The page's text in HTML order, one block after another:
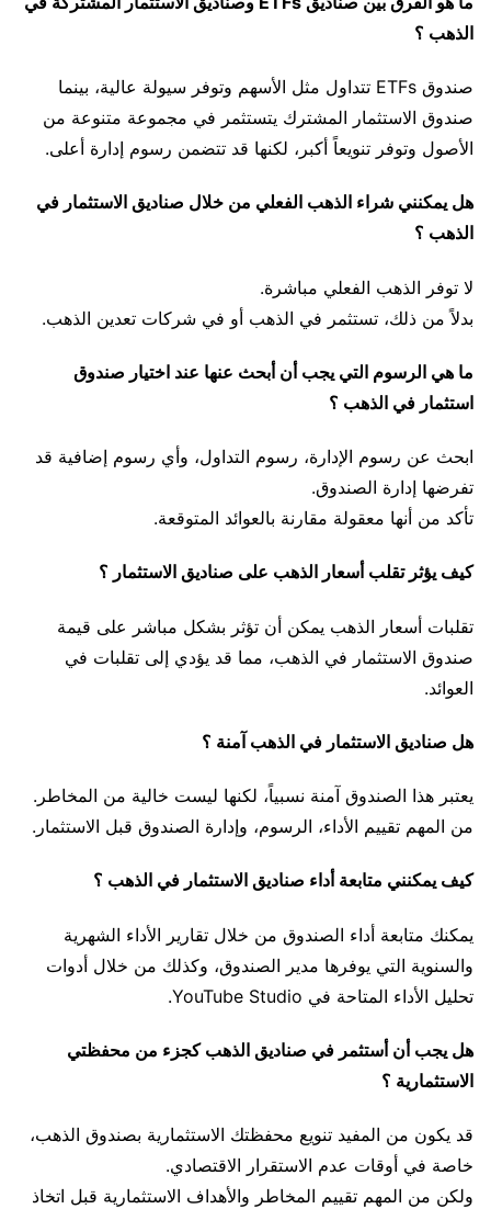
الذهب ؟
صندوق ETFs تتداول مثل الأسهم وتوفر سيولة عالية، بينما
صندوق الاستثمار المشترك يتستثمر في مجموعة متنوعة من
الأصول وتوفر تنويعاً أكبر، لكنها قد تتضمن رسوم إدارة أعلى.
هل يمكنني شراء الذهب الفعلي من خلال صناديق الاستثمار في
الذهب ؟
لا توفر الذهب الفعلي مباشرة.
بدلاً من ذلك، تستثمر في الذهب أو في شركات تعدين الذهب.
ما هي الرسوم التي يجب أن أبحث عنها عند اختيار صندوق
استثمار في الذهب ؟
ابحث عن رسوم الإدارة، رسوم التداول، وأي رسوم إضافية قد
تفرضها إدارة الصندوق.
تأكد من أنها معقولة مقارنة بالعوائد المتوقعة.
كيف يؤثر تقلب أسعار الذهب على صناديق الاستثمار ؟
تقلبات أسعار الذهب يمكن أن تؤثر بشكل مباشر على قيمة
صندوق الاستثمار في الذهب، مما قد يؤدي إلى تقلبات في
العوائد.
هل صناديق الاستثمار في الذهب آمنة ؟
يعتبر هذا الصندوق آمنة نسبياً، لكنها ليست خالية من المخاطر.
من المهم تقييم الأداء، الرسوم، وإدارة الصندوق قبل الاستثمار.
كيف يمكنني متابعة أداء صناديق الاستثمار في الذهب ؟
يمكنك متابعة أداء الصندوق من خلال تقارير الأداء الشهرية
والسنوية التي يوفرها مدير الصندوق، وكذلك من خلال أدوات
تحليل الأداء المتاحة في YouTube Studio.
هل يجب أن أستثمر في صناديق الذهب كجزء من محفظتي
الاستثمارية ؟
قد يكون من المفيد تنويع محفظتك الاستثمارية بصندوق الذهب،
خاصة في أوقات عدم الاستقرار الاقتصادي.
ولكن من المهم تقييم المخاطر والأهداف الاستثمارية قبل اتخاذ